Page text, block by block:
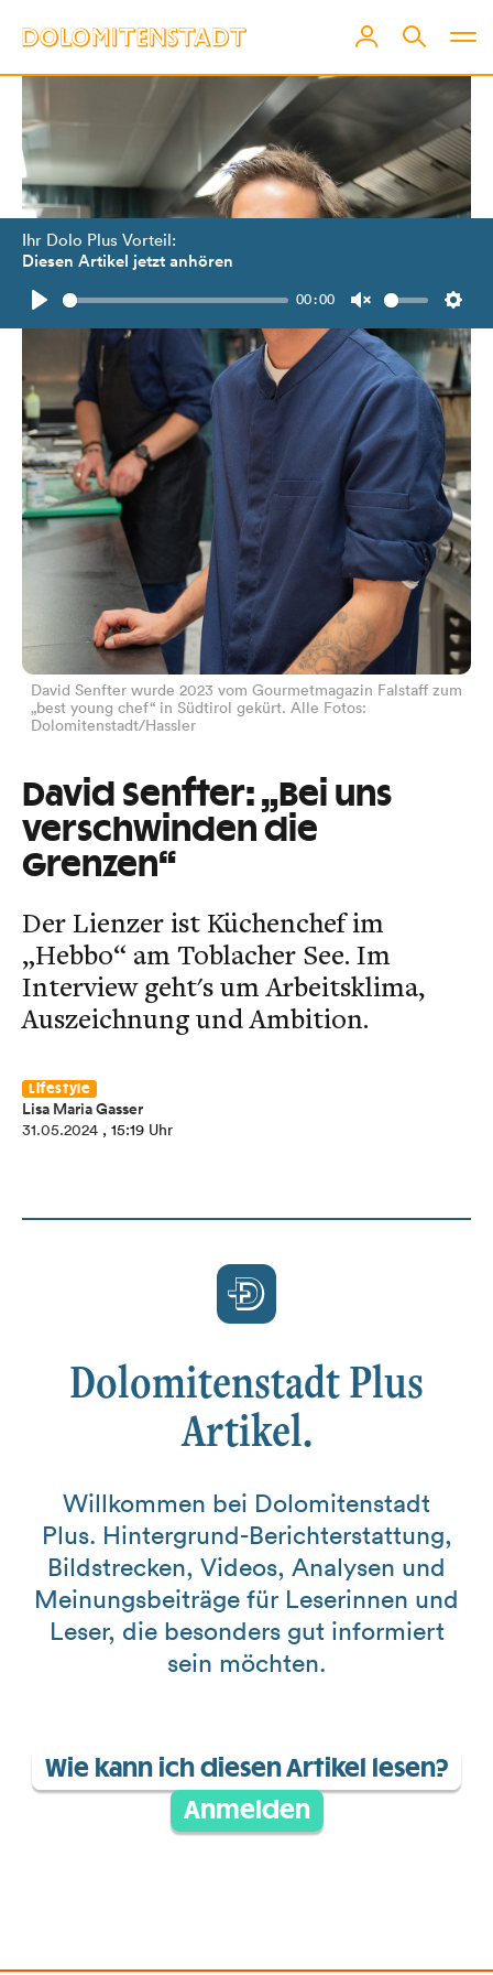
Ihr Dolo Plus Vorteil:
Diesen Artikel jetzt anhören
Play
00:00
Unmute
David Senfter wurde 2023 vom Gourmetmagazin Falstaff zum
„best young chef“ in Südtirol gekürt. Alle Fotos:
Dolomitenstadt/Hassler
David Senfter: „Bei uns
verschwinden die
Grenzen“
Der Lienzer ist Küchenchef im
„Hebbo“ am Toblacher See. Im
Interview geht's um Arbeitsklima,
Auszeichnung und Ambition.
Lifestyle
Lisa Maria Gasser
31.05.2024 , 15:19 Uhr
Dolomitenstadt Plus
Artikel.
Willkommen bei Dolomitenstadt
Plus. Hintergrund-Berichterstattung,
Bildstrecken, Videos, Analysen und
Meinungsbeiträge für Leserinnen und
Leser, die besonders gut informiert
sein möchten.
Wie kann ich diesen Artikel lesen?
Anmelden